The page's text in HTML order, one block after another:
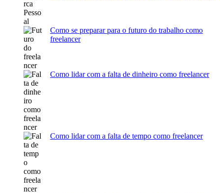
Como se preparar para o futuro do trabalho como
freelancer
Como lidar com a falta de dinheiro como freelancer
Como lidar com a falta de tempo como freelancer